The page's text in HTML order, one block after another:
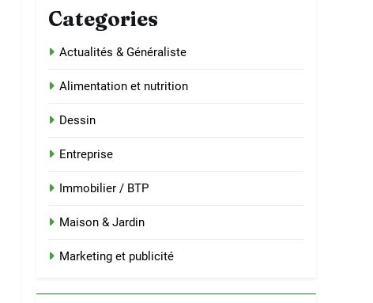
Categories
Actualités & Généraliste
Alimentation et nutrition
Dessin
Entreprise
Immobilier / BTP
Maison & Jardin
Marketing et publicité